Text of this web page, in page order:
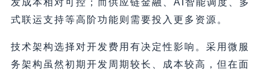
发成本相对可控；而供应链金融、AI智能调度、多
式联运支持等高阶功能则需要投入更多资源。
技术架构选择对开发费用有决定性影响。采用微服
务架构虽然初期开发周期较长、成本较高，但在面